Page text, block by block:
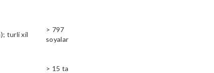
turli xil
> 797
soyalar
> 15 ta